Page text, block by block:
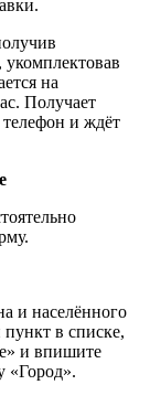
укомплектовав
на
Получает
и ждёт
и населённого
в списке,
и впишите
«Город».